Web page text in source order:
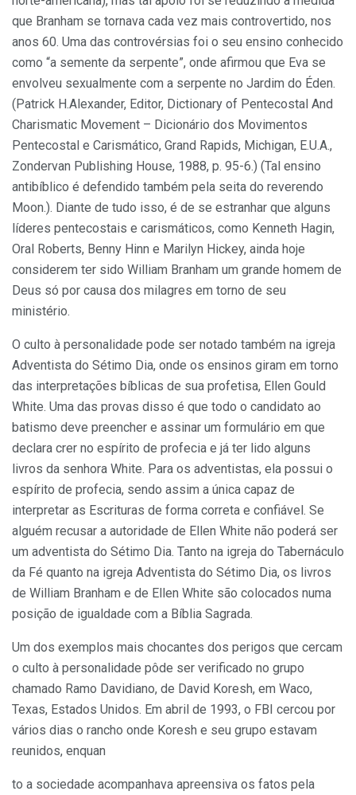
que Branham se tornava cada vez mais controvertido, nos
anos 60. Uma das controvérsias foi o seu ensino conhecido
como “a semente da serpente”, onde afirmou que Eva se
envolveu sexualmente com a serpente no Jardim do Éden.
(Patrick H.Alexander, Editor, Dictionary of Pentecostal And
Charismatic Movement – Dicionário dos Movimentos
Pentecostal e Carismático, Grand Rapids, Michigan, E.U.A.,
Zondervan Publishing House, 1988, p. 95-6.) (Tal ensino
antibíblico é defendido também pela seita do reverendo
Moon.). Diante de tudo isso, é de se estranhar que alguns
líderes pentecostais e carismáticos, como Kenneth Hagin,
Oral Roberts, Benny Hinn e Marilyn Hickey, ainda hoje
considerem ter sido William Branham um grande homem de
Deus só por causa dos milagres em torno de seu
ministério.
O culto à personalidade pode ser notado também na igreja
Adventista do Sétimo Dia, onde os ensinos giram em torno
das interpretações bíblicas de sua profetisa, Ellen Gould
White. Uma das provas disso é que todo o candidato ao
batismo deve preencher e assinar um formulário em que
declara crer no espírito de profecia e já ter lido alguns
livros da senhora White. Para os adventistas, ela possui o
espírito de profecia, sendo assim a única capaz de
interpretar as Escrituras de forma correta e confiável. Se
alguém recusar a autoridade de Ellen White não poderá ser
um adventista do Sétimo Dia. Tanto na igreja do Tabernáculo
da Fé quanto na igreja Adventista do Sétimo Dia, os livros
de William Branham e de Ellen White são colocados numa
posição de igualdade com a Bíblia Sagrada.
Um dos exemplos mais chocantes dos perigos que cercam
o culto à personalidade pôde ser verificado no grupo
chamado Ramo Davidiano, de David Koresh, em Waco,
Texas, Estados Unidos. Em abril de 1993, o FBI cercou por
vários dias o rancho onde Koresh e seu grupo estavam
reunidos, enquan
to a sociedade acompanhava apreensiva os fatos pela